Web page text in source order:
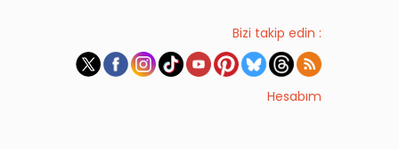
Bizi takip edin :
Hesabım